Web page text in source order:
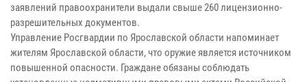
заявлений правоохранители выдали свыше 260 лицензионно-
разрешительных документов.
Управление Росгвардии по Ярославской области напоминает
жителям Ярославской области, что оружие является источником
повышенной опасности. Граждане обязаны соблюдать